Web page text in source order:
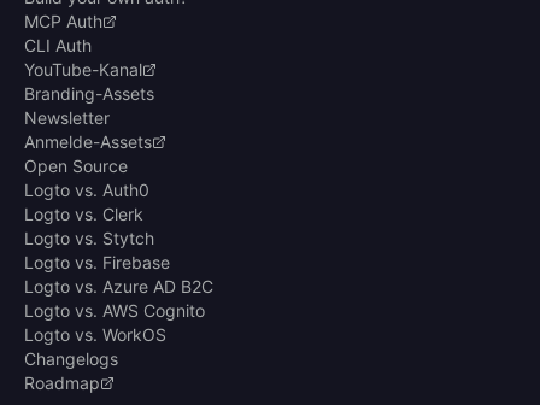
MCP Auth
CLI Auth
YouTube-Kanal
Branding-Assets
Newsletter
Anmelde-Assets
Open Source
Logto vs. Auth0
Logto vs. Clerk
Logto vs. Stytch
Logto vs. Firebase
Logto vs. Azure AD B2C
Logto vs. AWS Cognito
Logto vs. WorkOS
Changelogs
Roadmap